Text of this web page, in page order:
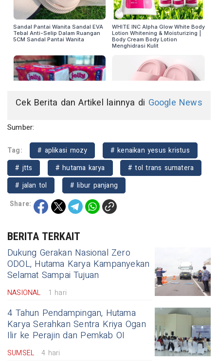
Cek Berita dan Artikel lainnya di Google News
Sumber:
Tag: # aplikasi mozy
# kenaikan yesus kristus
# jtts
# hutama karya
# tol trans sumatera
# jalan tol
# libur panjang
Share:
BERITA TERKAIT
Dukung Gerakan Nasional Zero
ODOL, Hutama Karya Kampanyekan
Selamat Sampai Tujuan
NASIONAL 1 hari
4 Tahun Pendampingan, Hutama
Karya Serahkan Sentra Kriya Ogan
Ilir ke Perajin dan Pemkab OI
SUMSEL 4 hari